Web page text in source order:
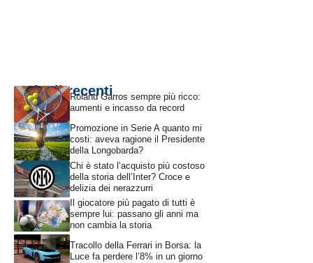
Articoli recentiRoland Garros sempre più ricco:
aumenti e incasso da record
Promozione in Serie A quanto mi
costi: aveva ragione il Presidente
della Longobarda?
Chi è stato l’acquisto più costoso
della storia dell’Inter? Croce e
delizia dei nerazzurri
Il giocatore più pagato di tutti è
sempre lui: passano gli anni ma
non cambia la storia
Tracollo della Ferrari in Borsa: la
Luce fa perdere l’8% in un giorno